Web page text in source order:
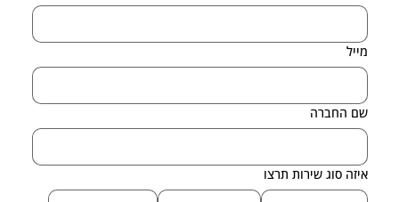
מייל
שם החברה
איזה סוג שירות תרצו